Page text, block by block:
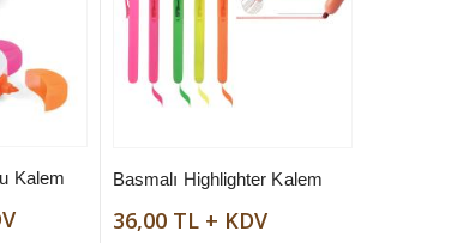
Kalem Basmalı Highlighter Kalem
36,00 TL + KDV